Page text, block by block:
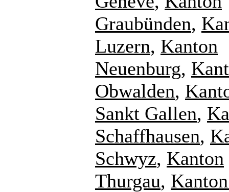
Graubünden,
Luzern, Kanton
Neuenburg,
Obwalden,
Sankt Gallen,
Schaffhausen,
Schwyz, Kanton
Thurgau,